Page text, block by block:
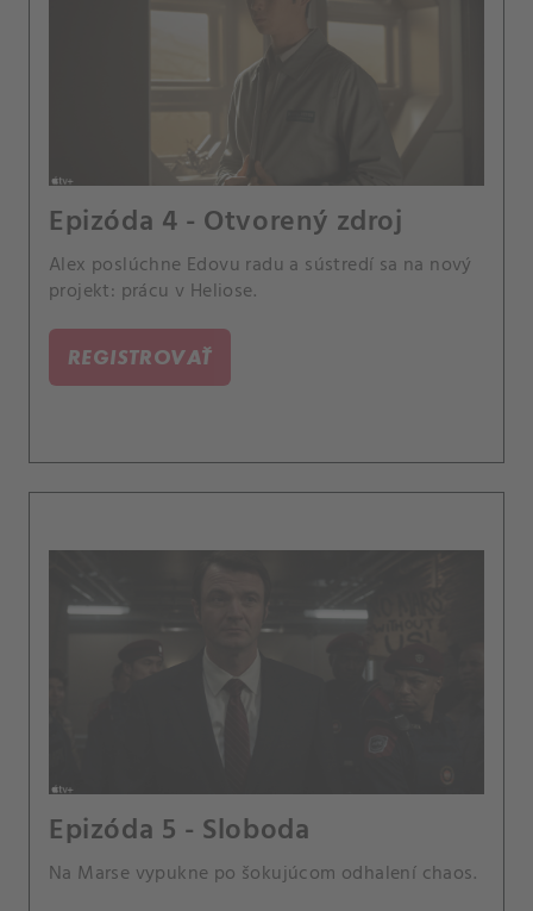
Epizóda 4 - Otvorený zdroj
Alex poslúchne Edovu radu a sústredí sa na nový
projekt: prácu v Heliose.
REGISTROVAŤ
Epizóda 5 - Sloboda
Na Marse vypukne po šokujúcom odhalení chaos.